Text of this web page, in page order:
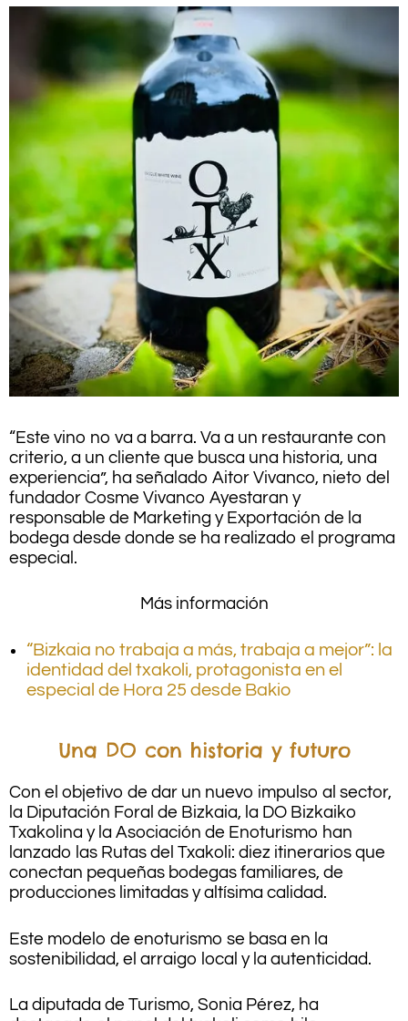
“Este vino no va a barra. Va a un restaurante con
criterio, a un cliente que busca una historia, una
experiencia”, ha señalado Aitor Vivanco, nieto del
fundador Cosme Vivanco Ayestaran y
responsable de Marketing y Exportación de la
bodega desde donde se ha realizado el programa
especial.
Más información
“Bizkaia no trabaja a más, trabaja a mejor”: la
identidad del txakoli, protagonista en el
especial de Hora 25 desde Bakio
Una DO con historia y futuro
Con el objetivo de dar un nuevo impulso al sector,
la Diputación Foral de Bizkaia, la DO Bizkaiko
Txakolina y la Asociación de Enoturismo han
lanzado las Rutas del Txakoli: diez itinerarios que
conectan pequeñas bodegas familiares, de
producciones limitadas y altísima calidad.
Este modelo de enoturismo se basa en la
sostenibilidad, el arraigo local y la autenticidad.
La diputada de Turismo, Sonia Pérez, ha